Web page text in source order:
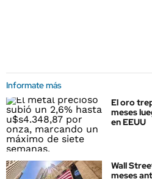
Informate más
El oro
meses
en EEUU
Wall
meses